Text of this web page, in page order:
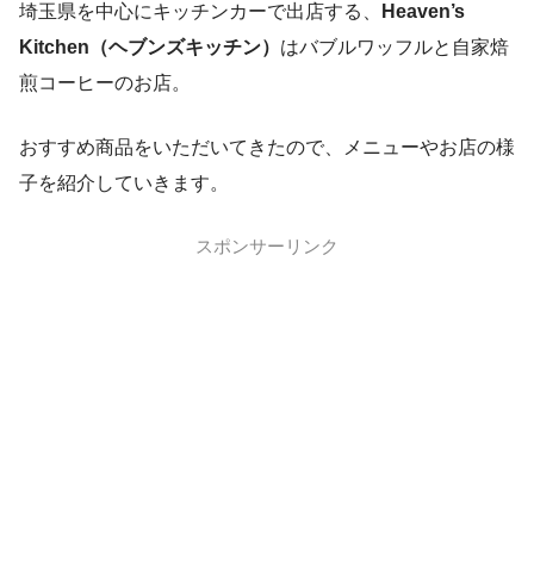
埼玉県を中心にキッチンカーで出店する、
Heaven’s
Kitchen（ヘブンズキッチン） はバブルワッフルと自家焙
煎コーヒーのお店。
おすすめ商品をいただいてきたので、メニューやお店の様
子を紹介していきます。
スポンサーリンク